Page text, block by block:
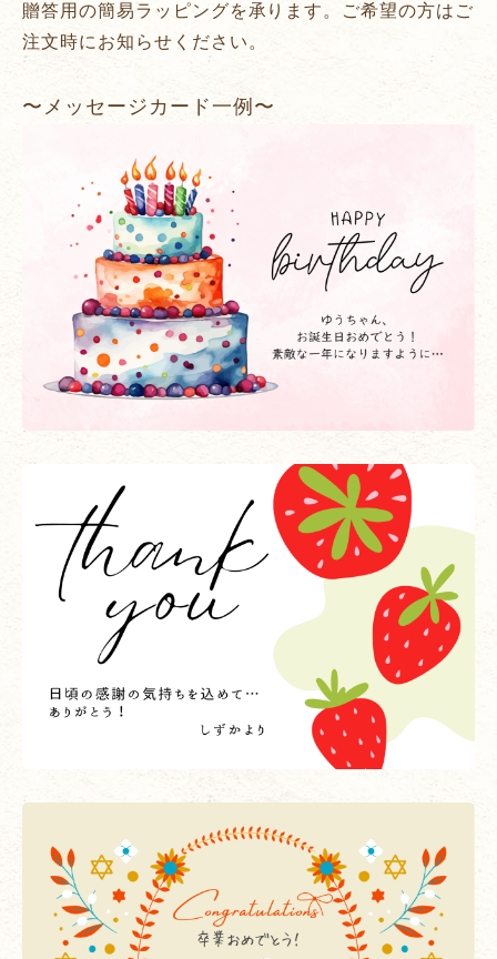
贈答用の簡易ラッピングを承ります。ご希望の方はご
注文時にお知らせください。
〜メッセージカード一例〜